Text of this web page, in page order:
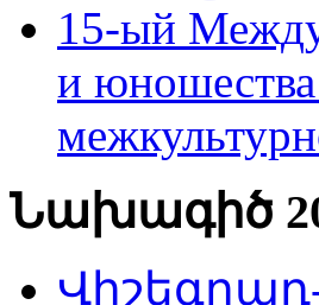
15-ый
и юношества
Նախագիծ